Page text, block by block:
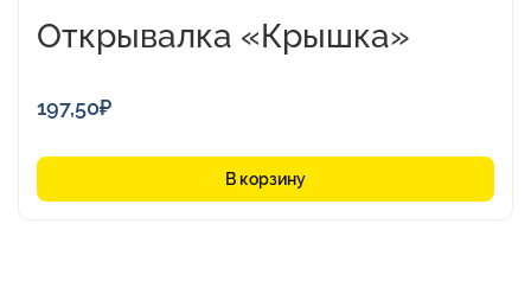
Открывалка «Крышка»
197,50₽
В корзину